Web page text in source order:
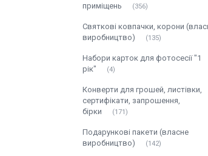
приміщень
356
Святкові ковпачки, корони
виробництво)
135
Набори карток для фотосесії "1
рік"
4
Конверти для грошей, листівки,
сертифікати, запрошення,
бірки
171
Подарункові пакети (власне
виробництво)
142